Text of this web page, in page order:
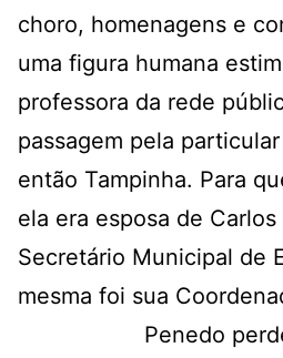
choro, homenagens e
uma figura humana
professora da rede
passagem pela
então Tampinha. Para
ela era esposa de Carlos
Secretário Municipal de
mesma foi sua
Penedo perde